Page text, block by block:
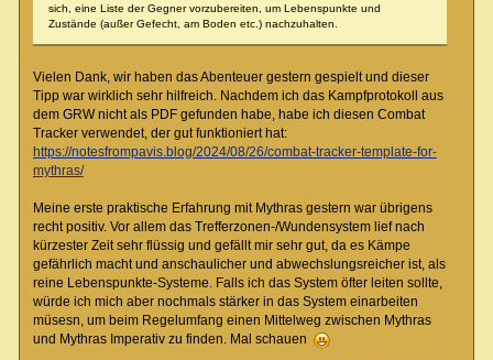
sich, eine Liste der Gegner vorzubereiten, um Lebenspunkte und
Zustände (außer Gefecht, am Boden etc.) nachzuhalten.
Vielen Dank, wir haben das Abenteuer gestern gespielt und dieser
Tipp war wirklich sehr hilfreich. Nachdem ich das Kampfprotokoll aus
dem GRW nicht als PDF gefunden habe, habe ich diesen Combat
Tracker verwendet, der gut funktioniert hat:
https://notesfrompavis.blog/2024/08/26/combat-tracker-template-for-
mythras/
Meine erste praktische Erfahrung mit Mythras gestern war übrigens
recht positiv. Vor allem das Trefferzonen-/Wundensystem lief nach
kürzester Zeit sehr flüssig und gefällt mir sehr gut, da es Kämpe
gefährlich macht und anschaulicher und abwechslungsreicher ist, als
reine Lebenspunkte-Systeme. Falls ich das System öfter leiten sollte,
würde ich mich aber nochmals stärker in das System einarbeiten
müsesn, um beim Regelumfang einen Mittelweg zwischen Mythras
und Mythras Imperativ zu finden. Mal schauen